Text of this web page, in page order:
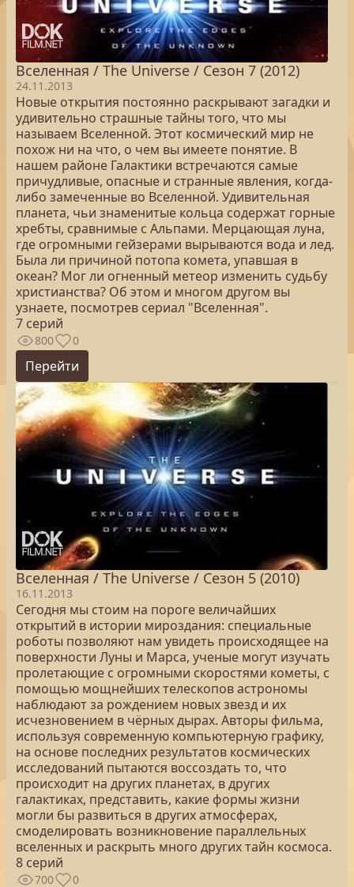
Вселенная / The Universe / Сезон 7 (2012)
24.11.2013
Новые открытия постоянно раскрывают загадки и
удивительно страшные тайны того, что мы
называем Вселенной. Этот космический мир не
похож ни на что, о чем вы имеете понятие. В
нашем районе Галактики встречаются самые
причудливые, опасные и странные явления, когда-
либо замеченные во Вселенной. Удивительная
планета, чьи знаменитые кольца содержат горные
хребты, сравнимые с Альпами. Мерцающая луна,
где огромными гейзерами вырываются вода и лед.
Была ли причиной потопа комета, упавшая в
океан? Мог ли огненный метеор изменить судьбу
христианства? Об этом и многом другом вы
узнаете, посмотрев сериал "Вселенная".
7 серий
800 0
Перейти
Вселенная / The Universe / Сезон 5 (2010)
16.11.2013
Сегодня мы стоим на пороге величайших
открытий в истории мироздания: специальные
роботы позволяют нам увидеть происходящее на
поверхности Луны и Марса, ученые могут изучать
пролетающие с огромными скоростями кометы, с
помощью мощнейших телескопов астрономы
наблюдают за рождением новых звезд и их
исчезновением в чёрных дырах. Авторы фильма,
используя современную компьютерную графику,
на основе последних результатов космических
исследований пытаются воссоздать то, что
происходит на других планетах, в других
галактиках, представить, какие формы жизни
могли бы развиться в других атмосферах,
смоделировать возникновение параллельных
вселенных и раскрыть много других тайн космоса.
8 серий
700 0